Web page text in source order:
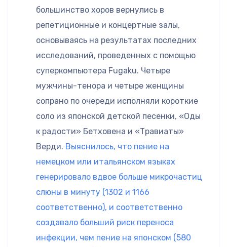
большинство хоров вернулись в
репетиционные и концертные залы,
основываясь на результатах последних
исследований, проведенных с помощью
суперкомпьютера Fugaku. Четыре
мужчины-тенора и четыре женщины
сопрано по очереди исполняли короткие
соло из японской детской песенки, «Оды
к радости» Бетховена и «Травиаты»
Верди. Выяснилось, что пение на
немецком или итальянском языках
генерировало вдвое больше микрочастиц
слюны в минуту (1302 и 1166
соответственно), и соответственно
создавало больший риск переноса
инфекции, чем пение на японском (580